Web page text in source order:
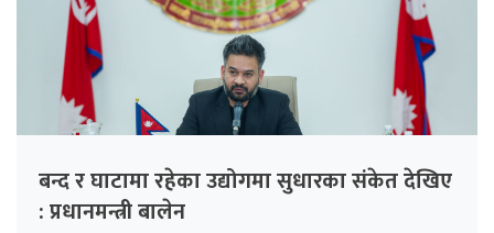
बन्द र घाटामा रहेका उद्योगमा सुधारका संकेत देखिए
: प्रधानमन्त्री बालेन